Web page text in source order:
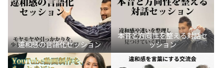
違和感の言語化セッション
本音と方向性を整える対話セ
ッション